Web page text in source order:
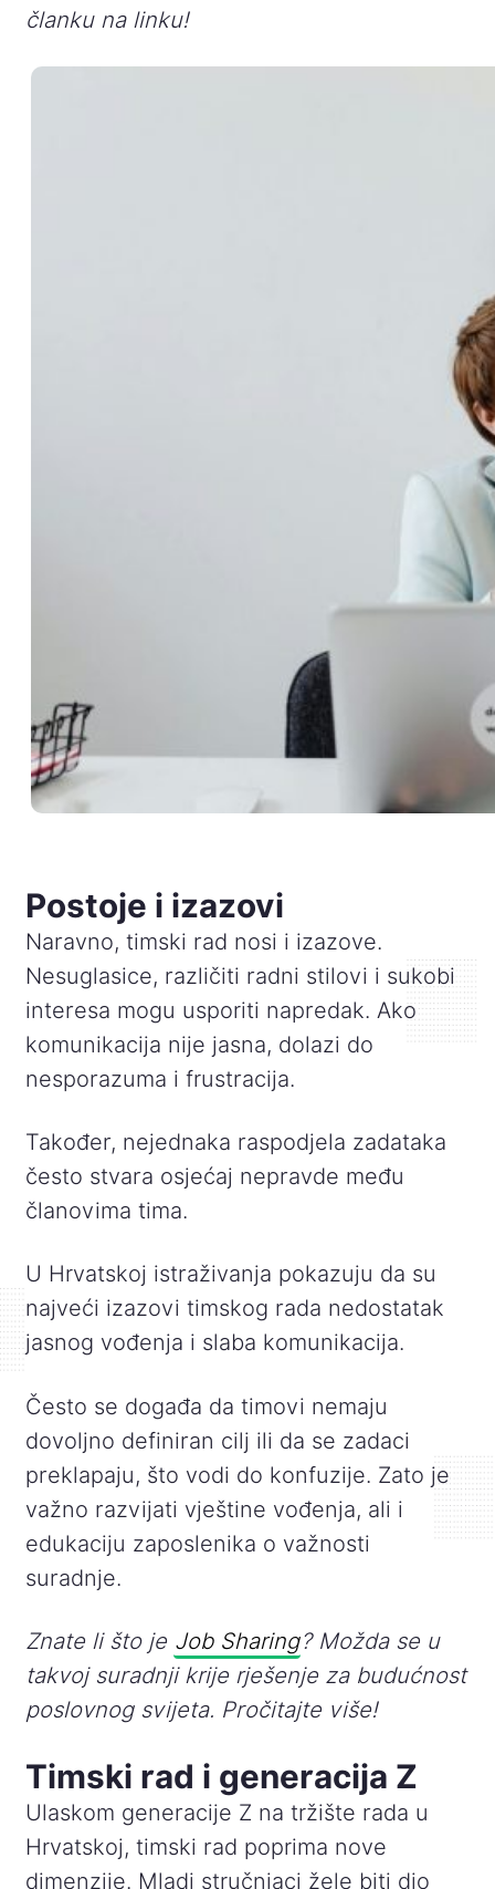
članku na linku!
Postoje i izazovi
Naravno, timski rad nosi i izazove.
Nesuglasice, različiti radni stilovi i sukobi
interesa mogu usporiti napredak. Ako
komunikacija nije jasna, dolazi do
nesporazuma i frustracija.
Također, nejednaka raspodjela zadataka
često stvara osjećaj nepravde među
članovima tima.
U Hrvatskoj istraživanja pokazuju da su
najveći izazovi timskog rada nedostatak
jasnog vođenja i slaba komunikacija.
Često se događa da timovi nemaju
dovoljno definiran cilj ili da se zadaci
preklapaju, što vodi do konfuzije. Zato je
važno razvijati vještine vođenja, ali i
edukaciju zaposlenika o važnosti
suradnje.
Znate li što je Job Sharing? Možda se u
takvoj suradnji krije rješenje za budućnost
poslovnog svijeta. Pročitajte više!
Timski rad i generacija Z
Ulaskom generacije Z na tržište rada u
Hrvatskoj, timski rad poprima nove
dimenzije. Mladi stručnjaci žele biti dio